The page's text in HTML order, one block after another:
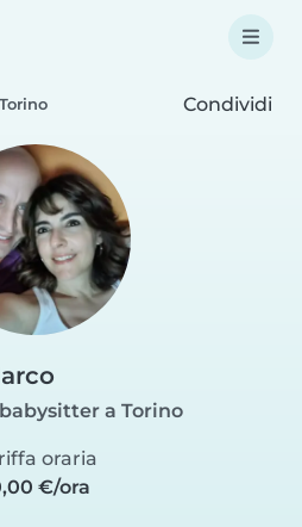
Condividi
a Torino
oraria
€/ora